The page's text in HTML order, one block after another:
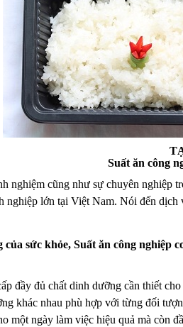
Suất ăn công
nghiệm cũng như sự chuyên nghiệp
nghiệp lớn tại Việt Nam. Nói đến
sức khỏe, Suất ăn công nghiệp
đầy đủ chất dinh dưỡng cần thiết
khác nhau phù hợp với từng đối
một ngày làm việc hiệu quả mà còn